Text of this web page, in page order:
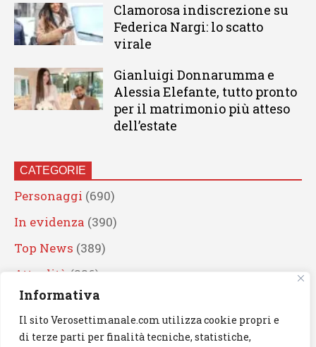
Informativa
Il sito Verosettimanale.com utilizza cookie propri e
di terze parti per finalità tecniche, statistiche,
Clamorosa indiscrezione su
Federica Nargi: lo scatto
virale
Gianluigi Donnarumma e
Alessia Elefante, tutto pronto
per il matrimonio più atteso
dell’estate
CATEGORIE
Personaggi (690)
In evidenza (390)
Top News (389)
Attualità (336)
Eventi(330)
Artisti (241)